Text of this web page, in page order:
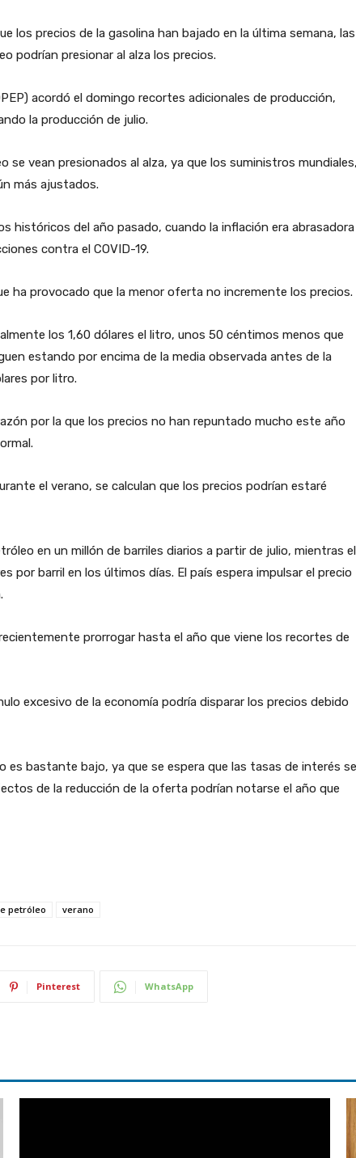
los precios de la gasolina han bajado en la última semana, las
podrían presionar al alza los precios.
acordó el domingo recortes adicionales de producción,
la producción de julio.
se vean presionados al alza, ya que los suministros
más ajustados.
históricos del año pasado, cuando la inflación era abrasadora
contra el COVID-19.
ha provocado que la menor oferta no incremente los precios.
los 1,60 dólares el litro, unos 50 céntimos menos que
estando por encima de la media observada antes de la
por litro.
por la que los precios no han repuntado mucho este año
el verano, se calculan que los precios podrían estaré
en un millón de barriles diarios a partir de julio, mientras el
por barril en los últimos días. El país espera impulsar el precio
prorrogar hasta el año que viene los recortes de
excesivo de la economía podría disparar los precios debido
bastante bajo, ya que se espera que las tasas de interés se
de la reducción de la oferta podrían notarse el año que
petróleo verano
Pinterest WhatsApp